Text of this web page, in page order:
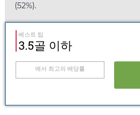
(52%).
베스트 팁
3.5골 이하
에서 최고의 배당률